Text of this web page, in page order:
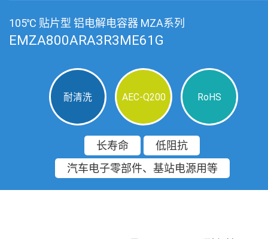
105℃ 贴片型 铝电解电容器 MZA系列
EMZA800ARA3R3ME61G
耐清洗 AEC-Q200 RoHS
长寿命
低阻抗
汽车电子零部件、基站电源用等